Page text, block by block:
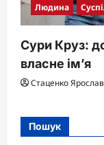
Людина
Сури Круз:
власне ім’я
Стаценко Ярослав
Пошук